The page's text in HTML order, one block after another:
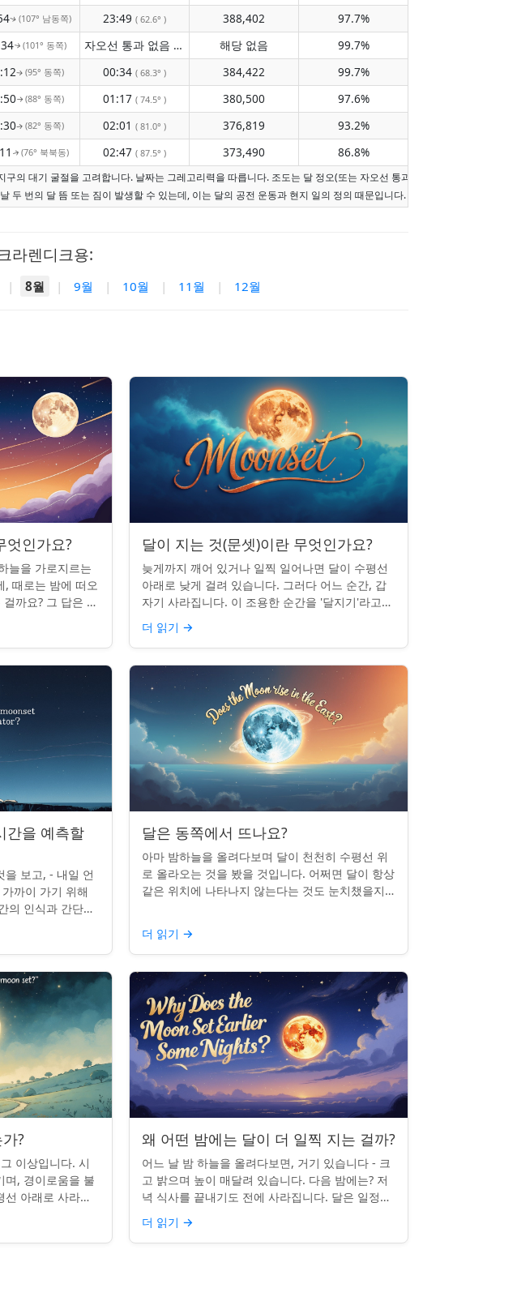
↑(107° 남동쪽) 23:49 ( 62.6° ) 388,402
97.7%
↑(101° 동쪽) 자오선 통과 없음
( 해당 없음 )해당 없음
99.7%
↑(95° 동쪽) 00:34 ( 68.3° ) 384,422
99.7%
↑(88° 동쪽) 01:17 ( 74.5° ) 380,500
97.6%
↑(82° 동쪽) 02:01 ( 81.0° ) 376,819
93.2%
↑(76° 북북동) 02:47 ( 87.5° ) 373,490 86.8%
의 대기 굴절을 고려합니다. 날짜는 그레고리력을 따릅니다. 조도는 달 정오(또는 자오선 통과가 오늘이 아니면 현지
두 번의 달 뜸 또는 짐이 발생할 수 있는데, 이는 달의 공전 운동과 현지 일의 정의 때문입니다.
라렌디크용:
| 8월 | 9월 | 10월 | 11월 | 12월
엇인가요?
늘을 가로지르는
, 때로는 밤에 떠오
까요? 그 답은 단
에 관한 것입니다.
달이 지는 것(문셋)이란 무엇인가요?
늦게까지 깨어 있거나 일찍 일어나면 달이 수평선
아래로 낮게 걸려 있습니다. 그러다 어느 순간, 갑
자기 사라집니다. 이 조용한 순간을 '달지기'라고
부릅니다. 매일 일어나지만 대부분의 사람들은 놓
치곤 합니다. 핵심 ...
더 읽기 →
간을 예측할
을 보고, - 내일 언
까이 가기 위해
의 인식과 간단한
: 오늘의 달 뜨는
달은 동쪽에서 뜨나요?
아마 밤하늘을 올려다보며 달이 천천히 수평선 위
로 올라오는 것을 봤을 것입니다. 어쩌면 달이 항상
같은 위치에 나타나지 않는다는 것도 눈치챘을지
더 읽기 →
?
이상입니다. 시
며, 경이로움을 불
아래로 사라질
적이 있나요: 그
왜 어떤 밤에는 달이 더 일찍 지는 걸까?
어느 날 밤 하늘을 올려다보면, 거기 있습니다 - 크
고 밝으며 높이 매달려 있습니다. 다음 밤에는? 저
녁 식사를 끝내기도 전에 사라집니다. 달은 일정한
취침 시간을 지키지 않으며, 그럴 만한 좋은 이유가
있습니다. ...
더 읽기 →